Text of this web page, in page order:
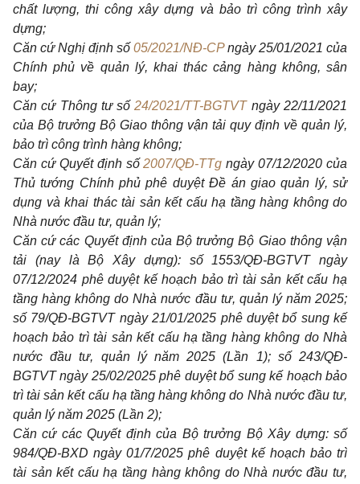
chất lượng, thi công xây dựng và bảo trì công trình xây
dựng;
Căn cứ Nghị định số 05/2021/NĐ-CPngày 25/01/2021 của
Chính phủ về quản lý, khai thác cảng hàng không, sân
bay;
Căn cứ Thông tư số24/2021/TT-BGTVTngày 22/11/2021
của Bộ trưởng Bộ Giao thông vận tải quy định về quản lý,
bảo trì công trình hàng không;
Căn cứ Quyết định số2007/QĐ-TTg ngày 07/12/2020 của
Thủ tướng Chính phủ phê duyệt Đề án giao quản lý, sử
dụng và khai thác tài sản kết cấu hạ tầng hàng không do
Nhà nước đầu tư, quản lý;
Căn cứ các Quyết định của Bộ trưởng Bộ Giao thông vận
tải (nay là Bộ Xây dựng): số 1553/QĐ-BGTVT ngày
07/12/2024 phê duyệt kế hoạch bảo trì tài sản kết cấu hạ
tầng hàng không do Nhà nước đầu tư, quản lý năm 2025;
số 79/QĐ-BGTVT ngày 21/01/2025 phê duyệt bổ sung kế
hoạch bảo trì tài sản kết cấu hạ tầng hàng không do Nhà
nước đầu tư, quản lý năm 2025 (Lần 1); số 243/QĐ-
BGTVT ngày 25/02/2025 phê duyệt bổ sung kế hoạch bảo
trì tài sản kết cấu hạ tầng hàng không do Nhà nước đầu tư,
quản lý năm 2025 (Lần 2);
Căn cứ các Quyết định của Bộ trưởng Bộ Xây dựng: số
984/QĐ-BXD ngày 01/7/2025 phê duyệt kế hoạch bảo trì
tài sản kết cấu hạ tầng hàng không do Nhà nước đầu tư,